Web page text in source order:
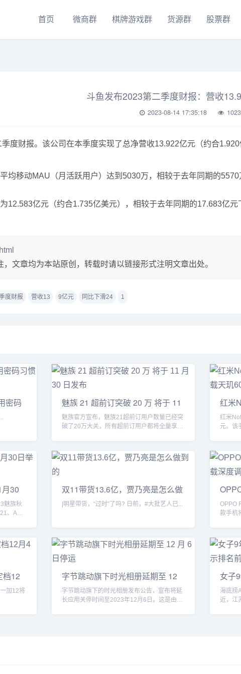
首页 微商群 棋牌游戏群 货源群 股票群
斗鱼发布2023第二季度财报：营收
2023-08-14 17:35:18 1023
度财报。该公司在本季度实现了总净营收13.922亿元（约合
均移动MAU（月活跃用户）达到5030万，相较于去年同期的
12.583亿元（约合1.735亿美元），相较于去年同期的17.683亿
，文章均为本站原创，转载时请以链接形式注明文章出处。
度财报 营收13 9亿元 同比下滑24 1
密码
魅族 21 超前订突破 20 万 将于 11
魅族官方宣布，魅族21超前订用户数量已经突
破了20万大关，所有超前订用户都将全量享受
红米
元
红米
元。该
30
魅族秋
、AR
双11带货13.6亿，贾乃亮是怎么做
到的
|明星带货，“过时”了吗? 日前，#大批艺人已...
将搭
OPPO
款手机
档12
加12将
字节跳动旗下时光相册延期至 12
月
字节跳动旗下的时光相册发布公告，宣布将延
长应用关停时间至2023年12月6日。这是由于
女子
App
海底捞
近，江